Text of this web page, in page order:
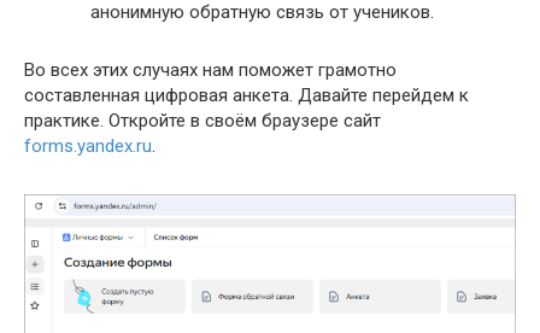
анонимную обратную связь от учеников.
Во всех этих случаях нам поможет грамотно
составленная цифровая анкета. Давайте перейдем к
практике. Откройте в своём браузере сайт
forms.yandex.ru.